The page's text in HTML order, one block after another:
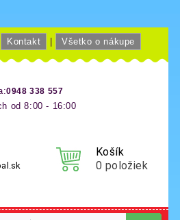
Kontakt Všetko o nákupe
0948 338 557
od 8:00 - 16:00
Košík
0 položiek